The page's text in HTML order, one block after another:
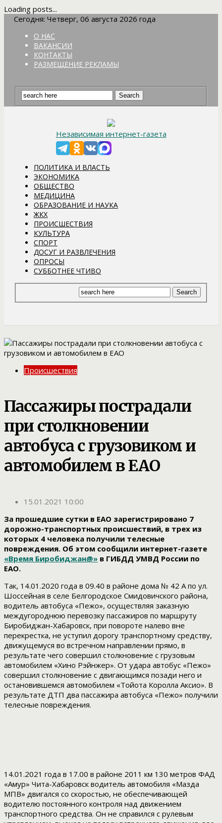
Loading posts...
Сегодня: Четверг, 06 августа 2026 года
О НАС
ВАКАНСИИ
КОНТАКТЫ
РАЗМЕЩЕНИЕ РЕКЛАМЫ
Независимая интернет-газета
ПОЛИТИКА И ВЛАСТЬ
ЭКОНОМИКА
ОБЩЕСТВО
МЕДИЦИНА
ОБРАЗОВАНИЕ И НАУКА
ЖКХ
ПРОИСШЕСТВИЯ
КУЛЬТУРА
СПОРТ
ДОСУГ И РАЗВЛЕЧЕНИЯ
ОПРОСЫ
СУББОТНЕЕ ЧТИВО
Происшествия
Пассажиры пострадали
при столкновении
автобуса с грузовиком и
автомобилем в ЕАО
15.01.2021 10:00
За прошедшие сутки в ЕАО зарегистрировано 7
дорожно-транспортных происшествий, в трех из
которых 4 человека получили телесные
повреждения. Об этом сообщили интернет-газете
«Время Биробиджан@» в ГИБДД УМВД России по
ЕАО.
Так, 14.01.2020 года в 09.40 в районе дома № 42 А по ул.
Шоссейная в селе Белгородское Смидовичского района,
водитель автобуса «Пежо», осуществляя заказную
междугороднюю перевозку пассажиров по маршруту
Биробиджан-Хабаровск, при повороте налево вне
перекрестка, не уступил дорогу транспортному средству,
движущемуся во встречном направлении прямо, в
результате чего совершил столкновение с грузовым
автомобилем «Хино Рэйнжер». От удара автобус «Пежо»
совершил столкновение с двигающимся позади него и
остановившемся автомобилем «Тойота Королла Аксио». В
результате ДТП два пассажира автобуса «Пежо» получили
телесные повреждения.
14.01.2021 года в 17.00 в районе 2011 км 130 метров ФАД
«Амур» Чита-Хабаровск водитель автомобиля «Мазда
МПВ» двигался со скоростью, не обеспечивающей
водителю постоянного контроля над движением
транспортного средства. Он не справился с рулевым